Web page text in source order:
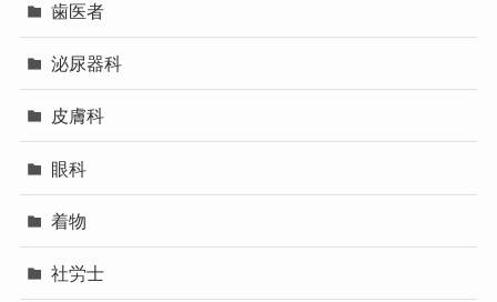
歯医者
泌尿器科
皮膚科
眼科
着物
社労士